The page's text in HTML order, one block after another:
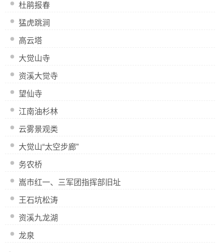
杜鹃报春
猛虎跳涧
高云塔
大觉山寺
资溪大觉寺
望仙寺
江南油杉林
云雾景观类
大觉山“太空步廊”
务农桥
嵩市红一、三军团指挥部旧址
王石坑松涛
资溪九龙湖
龙泉